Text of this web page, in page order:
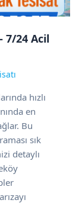
7/24 Acil
hızlı
en
Bu
sık
detaylı